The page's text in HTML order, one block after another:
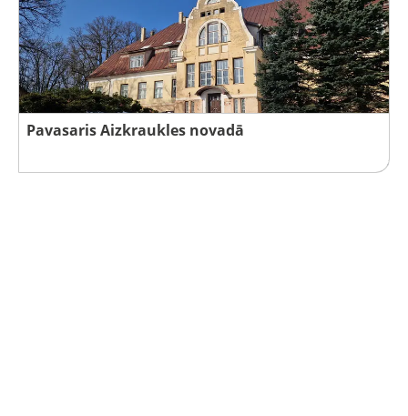
Pavasaris Aizkraukles novadā